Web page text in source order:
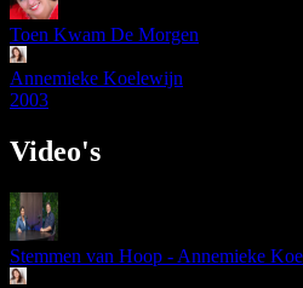
Toen Kwam De Morgen
Annemieke Koelewijn
2003
Video's
Stemmen van Hoop - Annemieke